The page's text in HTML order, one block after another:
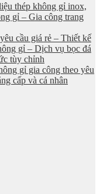
thép không gỉ inox,
gỉ – Gia công trang
cầu giá rẻ – Thiết kế
gỉ – Dịch vụ bọc đá
tùy chỉnh
gỉ gia công theo yêu
cấp và cá nhân